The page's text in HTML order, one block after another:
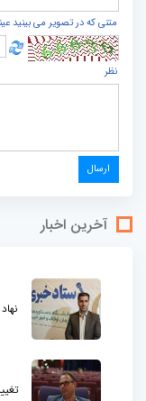
متنی که در تصویر می بینید
نظر
آخرین اخبار